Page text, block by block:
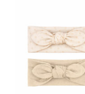
CHOIX DES
OPTIONS CE
A
/
DÉTAILS